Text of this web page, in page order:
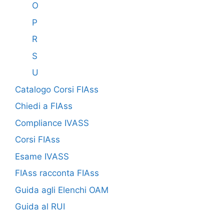
O
P
R
S
U
Catalogo Corsi FIAss
Chiedi a FIAss
Compliance IVASS
Corsi FIAss
Esame IVASS
FIAss racconta FIAss
Guida agli Elenchi OAM
Guida al RUI